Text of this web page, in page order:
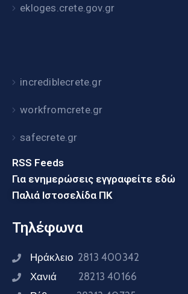
ekloges.crete.gov.gr
incrediblecrete.gr
workfromcrete.gr
safecrete.gr
RSS Feeds
Για ενημερώσεις εγγραφείτε εδώ
Παλιά Ιστοσελίδα ΠΚ
Τηλέφωνα
Ηράκλειο 2813 400342
Χανιά 28213 40166